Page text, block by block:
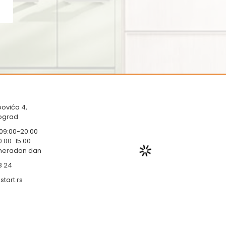
4,
20:00
15:00
dan
24